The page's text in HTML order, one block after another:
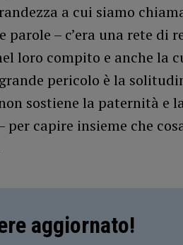
a cui siamo
parole – c’era una rete di
loro compito e anche la
pericolo è la
sostiene la paternità e
capire insieme che
aggiornato!